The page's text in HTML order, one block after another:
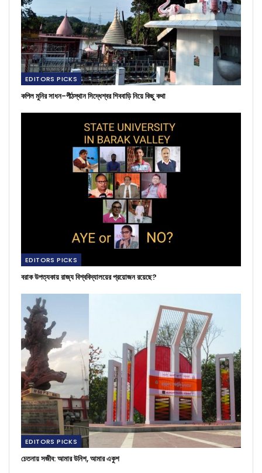
EDITORS PICKS
কপিল মুনির সাধন-পীঠস্থান সিদ্ধেশ্বর শিববাড়ি নিয়ে কিছু কথা
EDITORS PICKS
বরাক উপত্যকায় রাজ্য বিশ্ববিদ্যালয়ের প্রয়োজন রয়েছে?
EDITORS PICKS
চেতনায় সজীব: আমার উনিশ, আমার একুশ